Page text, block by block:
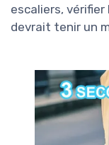
escaliers,
devrait tenir un